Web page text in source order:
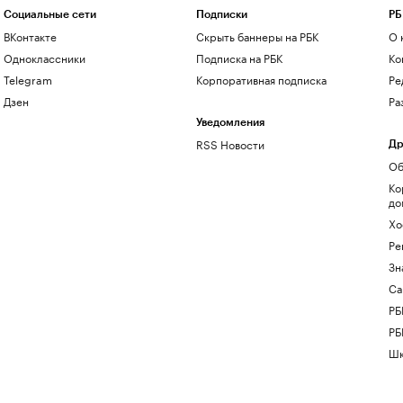
Социальные сети
ВКонтакте
Одноклассники
Telegram
Дзен
Подписки
Скрыть баннеры на РБК
Подписка на РБК
Корпоративная подписка
Уведомления
RSS Новости
О